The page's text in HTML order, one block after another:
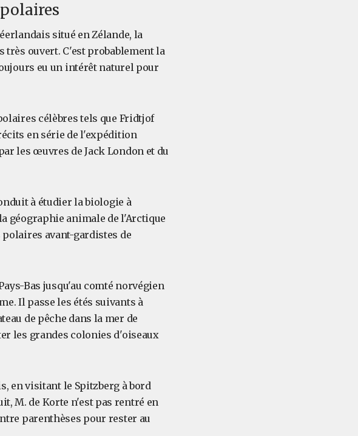
situé en Zélande, la
très ouvert. C'est probablement la
eu un intérêt naturel pour
célèbres tels que Fridtjof
en série de l'expédition
les œuvres de Jack London et du
à étudier la biologie à
géographie animale de l'Arctique
avant-gardistes de
Bas jusqu'au comté norvégien
Il passe les étés suivants à
de pêche dans la mer de
les grandes colonies d'oiseaux
en visitant le Spitzberg à bord
M. de Korte n'est pas rentré en
parenthèses pour rester au